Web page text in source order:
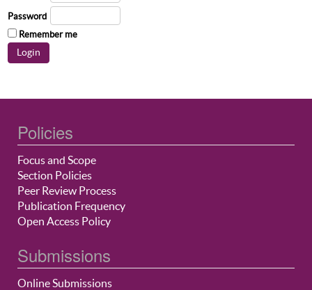
Password
Remember me
Policies
Focus and Scope
Section Policies
Peer Review Process
Publication Frequency
Open Access Policy
Submissions
Online Submissions